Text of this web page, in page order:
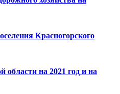
Красногорского
области на 2021 год и на